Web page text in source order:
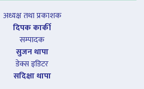
अध्यक्ष तथा प्रकाशक
दिपक कार्की
सम्पादक
सुजन थापा
डेक्स इडिटर
सदिक्षा थापा